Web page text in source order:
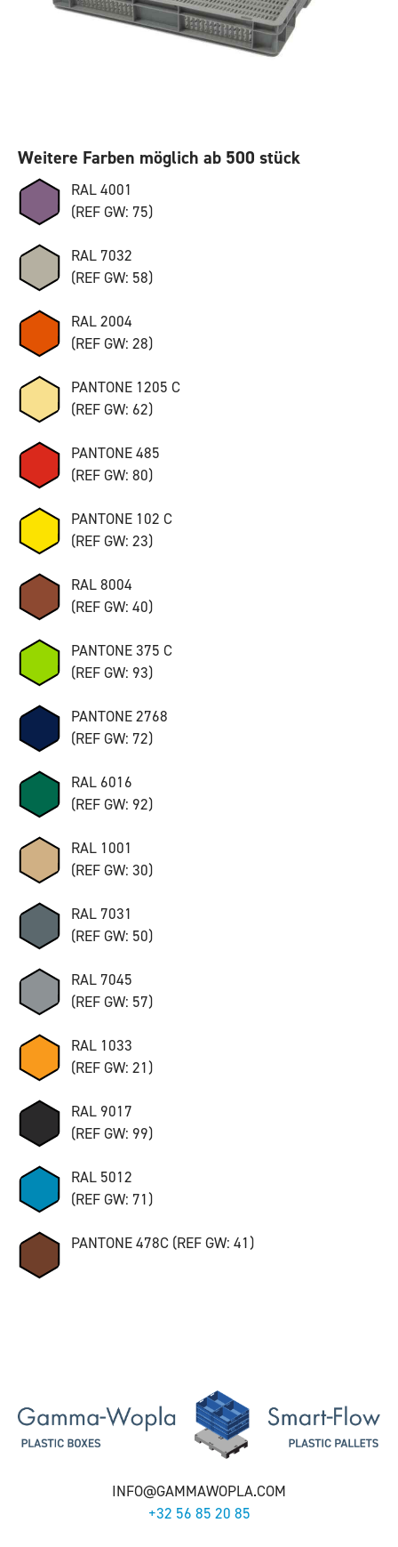
Weitere Farben möglich ab 500 stück
RAL 4001
(REF GW: 75)
RAL 7032
(REF GW: 58)
RAL 2004
(REF GW: 28)
PANTONE 1205 C
(REF GW: 62)
PANTONE 485
(REF GW: 80)
PANTONE 102 C
(REF GW: 23)
RAL 8004
(REF GW: 40)
PANTONE 375 C
(REF GW: 93)
PANTONE 2768
(REF GW: 72)
RAL 6016
(REF GW: 92)
RAL 1001
(REF GW: 30)
RAL 7031
(REF GW: 50)
RAL 7045
(REF GW: 57)
RAL 1033
(REF GW: 21)
RAL 9017
(REF GW: 99)
RAL 5012
(REF GW: 71)
PANTONE 478C (REF GW: 41)
INFO@GAMMAWOPLA.COM
+32 56 85 20 85